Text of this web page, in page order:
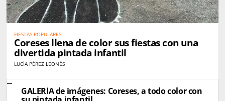
FIESTAS POPULARES
Coreses llena de color sus fiestas con una
divertida pintada infantil
LUCÍA PÉREZ LEONÉS
GALERÍA de imágenes: Coreses, a todo color con